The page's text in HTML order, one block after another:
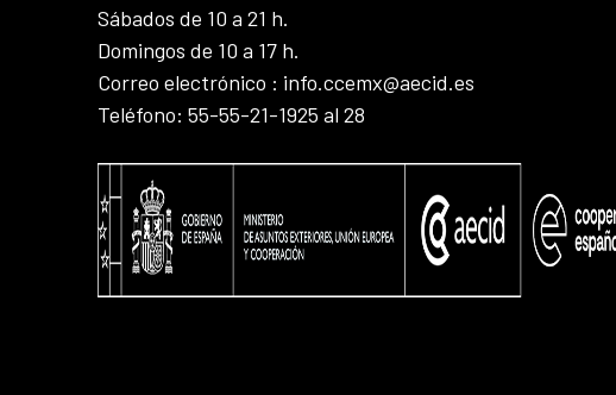
Sábados de 10 a 21 h.
Domingos de 10 a 17 h.
Correo electrónico : info.ccemx@aecid.es
Teléfono: 55-55-21-1925 al 28